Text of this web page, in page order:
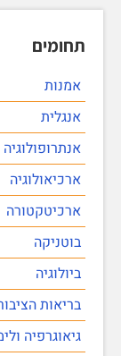
תחומים
אמנות
אנגלית
אנתרופולוגיה
ארכיאולוגיה
ארכיטקטורה
בוטניקה
ביולוגיה
בריאות
גיאוגרפיה